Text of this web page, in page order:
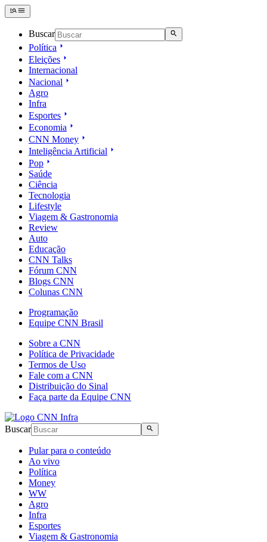
Buscar
Política
Eleições
Internacional
Nacional
Agro
Infra
Esportes
Economia
CNN Money
Inteligência Artificial
Pop
Saúde
Ciência
Tecnologia
Lifestyle
Viagem & Gastronomia
Review
Auto
Educação
CNN Talks
Fórum CNN
Blogs CNN
Colunas CNN
Programação
Equipe CNN Brasil
Sobre a CNN
Política de Privacidade
Termos de Uso
Fale com a CNN
Distribuição do Sinal
Faça parte da Equipe CNN
Buscar
Pular para o conteúdo
Ao vivo
Política
Money
WW
Agro
Infra
Esportes
Viagem & Gastronomia